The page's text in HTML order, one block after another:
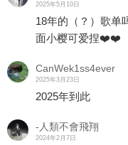
2025年5月10日
18年的（？）歌单
面小樱可爱捏❤️❤️
CanWek1ss4ever
2025年3月23日
2025年到此
-人類不會飛翔
2024年2月7日